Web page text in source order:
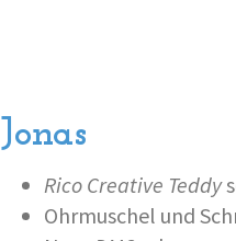
Jonas
Rico Creative Teddy
Ohrmuschel und